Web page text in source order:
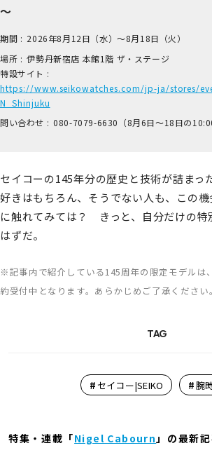
～
期間 : 2026年8月12日（水）～8月18日（火）
場所 : 伊​勢丹新宿店 本​館1階 ザ​・ステージ
特設サイト :
https://www.seikowatches.com/jp-ja/stores/
N_Shinjuku
問い合わせ : 0​80-7​079-6​630（8月6日～18日の
セイコーの145年分の歴史と技術が詰まっ
好きはもちろん、そうでない人も、この
に触れてみては？ きっと、自分だけの特
はずだ。
※記事内で紹介している145周年の限定モデルは
約受付中となります。あらかじめご了承ください。
TAG
# セイコー|SEIKO #腕
特集・連載「Nigel Cabourn」の最新